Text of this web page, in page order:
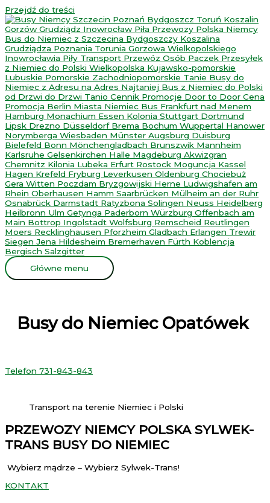
Przejdź do treści
Główne menu
Busy do Niemiec Opatówek
Telefon 731-843-843
Transport na terenie Niemiec i Polski
PRZEWOZY NIEMCY POLSKA SYLWEK-
TRANS BUSY DO NIEMIEC
Wybierz mądrze – Wybierz Sylwek-Trans!
KONTAKT